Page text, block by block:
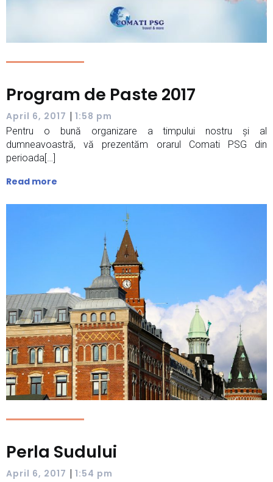
Program de Paste 2017
April 6, 2017 | 1:58 pm
Pentru o bună organizare a timpului nostru și al
dumneavoastră, vă prezentăm orarul Comati PSG din
perioada[…]
Read more
Perla Sudului
April 6, 2017 | 1:54 pm